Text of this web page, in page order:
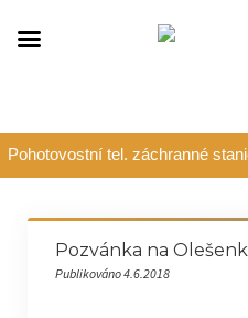
Pohotovostní tel. záchranné
Pozvánka na
Publikováno 4.6.2018